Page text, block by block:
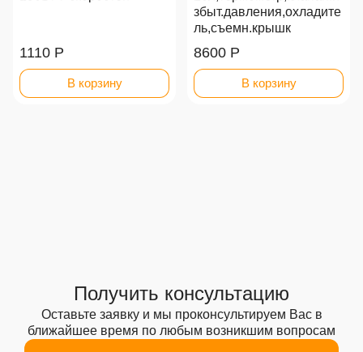
1110 Р
В корзину
збыт.давления,охладите
ль,съемн.крышк
8600 Р
В корзину
Получить консультацию
Оставьте заявку и мы проконсультируем Вас в
ближайшее время по любым возникшим вопросам